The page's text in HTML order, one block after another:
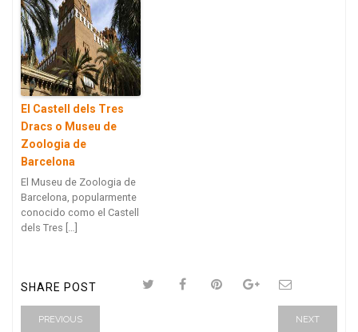
El Castell dels Tres
Dracs o Museu de
Zoologia de
Barcelona
El Museu de Zoologia de
Barcelona, popularmente
conocido como el Castell
dels Tres […]
SHARE POST
PREVIOUS NEXT